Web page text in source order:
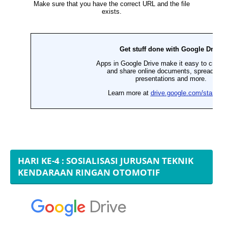
HARI KE-4 : SOSIALISASI JURUSAN TEKNIK
KENDARAAN RINGAN OTOMOTIF